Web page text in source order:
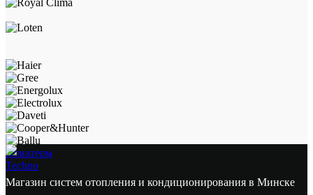
Новатерм
Techno
Магазин систем отопления и кондиционирования в Минске